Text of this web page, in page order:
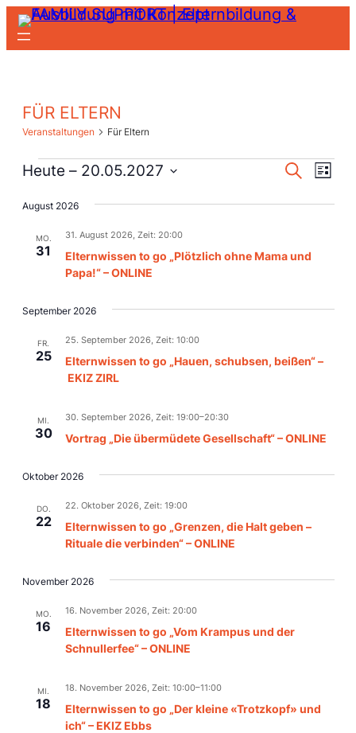
FÜR ELTERN
Veranstaltungen Für Eltern
Veranstaltungen Suche
Liste
Heute – 20.05.2027
wählen.
August 2026
MO.
31
Elternwissen to go „Plötzlich ohne Mama und
Papa!“ – ONLINE
31. August 2026, Zeit: 20:00
September 2026
FR.
25
Elternwissen to go „Hauen, schubsen, beißen“ –
EKIZ ZIRL
25. September 2026, Zeit: 10:00
MI.
30 Vortrag „Die übermüdete Gesellschaft“ – ONLINE
30. September 2026, Zeit: 19:00–20:30
Oktober 2026
DO.
22
Elternwissen to go „Grenzen, die Halt geben –
Rituale die verbinden“ – ONLINE
22. Oktober 2026, Zeit: 19:00
November 2026
MO.
16
Elternwissen to go „Vom Krampus und der
Schnullerfee“ – ONLINE
16. November 2026, Zeit: 20:00
MI.
18
Elternwissen to go „Der kleine «Trotzkopf» und
ich“ – EKIZ Ebbs
18. November 2026, Zeit: 10:00–11:00